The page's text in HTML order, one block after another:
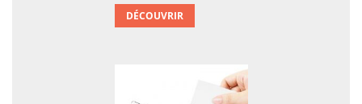
DÉCOUVRIR